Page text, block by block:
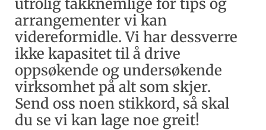
utrolig takknemlige for tips og
arrangementer vi kan
videreformidle. Vi har dessverre
ikke kapasitet til å drive
oppsøkende og undersøkende
virksomhet på alt som skjer.
Send oss noen stikkord, så skal
du se vi kan lage noe greit!